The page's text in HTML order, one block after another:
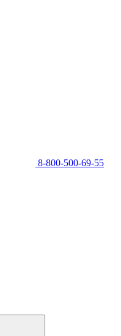
8-800-500-69-55